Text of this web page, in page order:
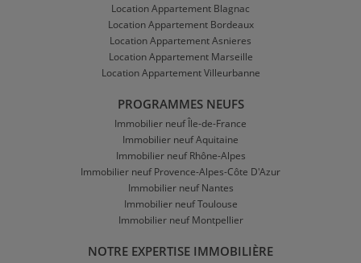
Location Appartement Blagnac
Location Appartement Bordeaux
Location Appartement Asnieres
Location Appartement Marseille
Location Appartement Villeurbanne
PROGRAMMES NEUFS
Immobilier neuf Île-de-France
Immobilier neuf Aquitaine
Immobilier neuf Rhône-Alpes
Immobilier neuf Provence-Alpes-Côte D'Azur
Immobilier neuf Nantes
Immobilier neuf Toulouse
Immobilier neuf Montpellier
NOTRE EXPERTISE IMMOBILIÈRE